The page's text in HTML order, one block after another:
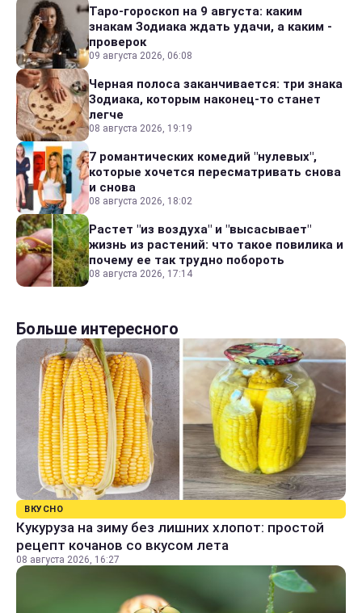
Таро-гороскоп на 9 августа: каким
знакам Зодиака ждать удачи, а каким -
проверок
09 августа 2026, 06:08
Черная полоса заканчивается: три знака
Зодиака, которым наконец-то станет
легче
08 августа 2026, 19:19
7 романтических комедий "нулевых",
которые хочется пересматривать снова
и снова
08 августа 2026, 18:02
Растет "из воздуха" и "высасывает"
жизнь из растений: что такое повилика и
почему ее так трудно побороть
08 августа 2026, 17:14
Больше интересного
ВКУСНО
Кукуруза на зиму без лишних хлопот: простой
рецепт кочанов со вкусом лета
08 августа 2026, 16:27